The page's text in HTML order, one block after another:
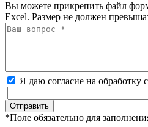
Вы можете прикрепить файл
Excel. Размер не должен
Я даю согласие на обработку
*Поле обязательно для